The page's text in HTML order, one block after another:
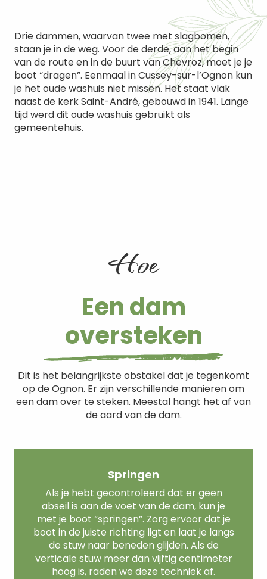
Drie dammen, waarvan twee met slagbomen,
staan je in de weg. Voor de derde, aan het begin
van de route en in de buurt van Chevroz, moet je je
boot “dragen”. Eenmaal in Cussey-sur-l’Ognon kun
je het oude washuis niet missen. Het staat vlak
naast de kerk Saint-André, gebouwd in 1941. Lange
tijd werd dit oude washuis gebruikt als
gemeentehuis.
Hoe
Een dam
oversteken
Dit is het belangrijkste obstakel dat je tegenkomt
op de Ognon. Er zijn verschillende manieren om
een dam over te steken. Meestal hangt het af van
de aard van de dam.
Springen
Als je hebt gecontroleerd dat er geen
abseil is aan de voet van de dam, kun je
met je boot “springen”. Zorg ervoor dat je
boot in de juiste richting ligt en laat je langs
de stuw naar beneden glijden. Als de
verticale stuw meer dan vijftig centimeter
hoog is, raden we deze techniek af.